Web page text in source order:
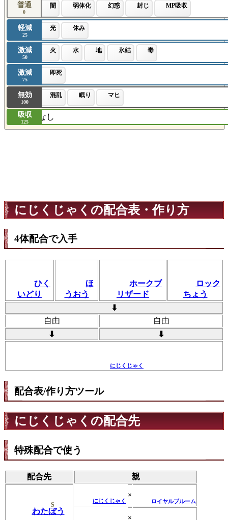
普通
0
闇 弱体化 幻惑 封じ MP吸収
軽減
25
光 休み
激減
50
火 水 地 氷結 毒
激減
75
即死
無効
100
混乱 眠り マヒ
吸収
125
なし
にじくじゃくの配合表・作り方
4体配合で入手
ひく
いどり
ほ
うおう
ホークブ
リザード
ロック
ちょう
⬇
自由
自由
⬇
⬇
にじくじゃく
配合表/作り方ツール
にじくじゃくの配合先
特殊配合で使う
配合先 親
わたぼう
S
にじくじゃく
×
ロイヤルブルーム
×